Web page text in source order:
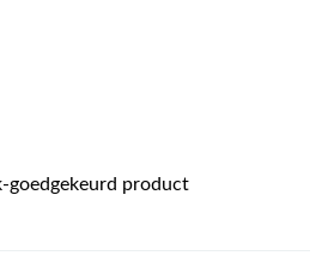
goedgekeurd product